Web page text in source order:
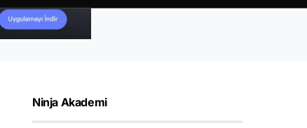
Ninja Akademi